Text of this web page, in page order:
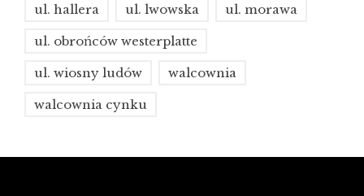
ul. hallera ul. lwowska ul. morawa
ul. obrońców westerplatte
ul. wiosny ludów walcownia
walcownia cynku